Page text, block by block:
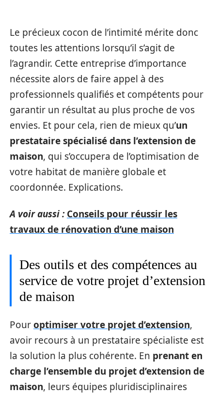
Le précieux cocon de l’intimité mérite donc
toutes les attentions lorsqu’il s’agit de
l’agrandir. Cette entreprise d’importance
nécessite alors de faire appel à des
professionnels qualifiés et compétents pour
garantir un résultat au plus proche de vos
envies. Et pour cela, rien de mieux qu’un
prestataire spécialisé dans l’extension de
maison, qui s’occupera de l’optimisation de
votre habitat de manière globale et
coordonnée. Explications.
A voir aussi : Conseils pour réussir les
travaux de rénovation d’une maison
Des outils et des compétences au
service de votre projet d’extension
de maison
Pouroptimiser votre projet d’extension,
avoir recours à un prestataire spécialiste est
la solution la plus cohérente. En prenant en
charge l’ensemble du projet d’extension de
maison, leurs équipes pluridisciplinaires